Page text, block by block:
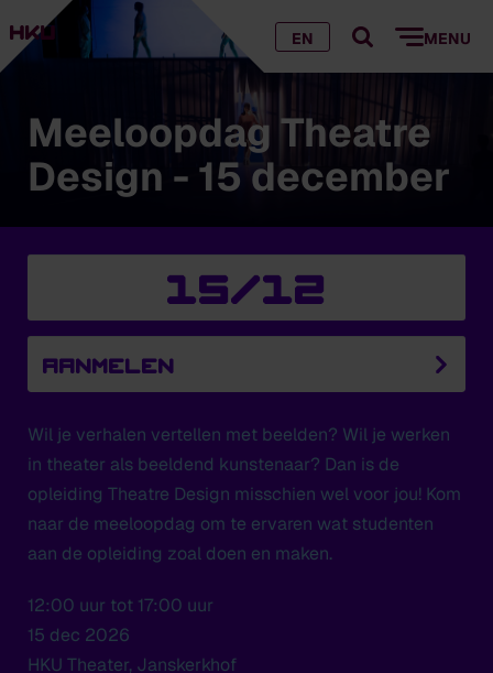
EN MENU
Meeloopdag Theatre
Design - 15 december
15/12
AANMELEN
Wil je verhalen vertellen met beelden? Wil je werken
in theater als beeldend kunstenaar? Dan is de
opleiding Theatre Design misschien wel voor jou! Kom
naar de meeloopdag om te ervaren wat studenten
aan de opleiding zoal doen en maken.
12:00 uur tot 17:00 uur
15 dec 2026
HKU Theater, Janskerkhof